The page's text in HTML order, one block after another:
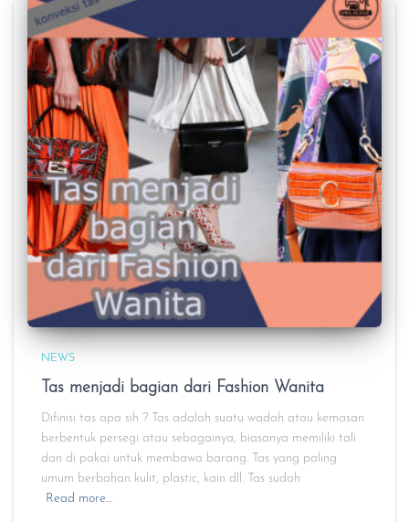
NEWS
Tas menjadi bagian dari Fashion Wanita
Difinisi tas apa sih ? Tas adalah suatu wadah atau kemasan
berbentuk persegi atau sebagainya, biasanya memiliki tali
dan di pakai untuk membawa barang. Tas yang paling
umum berbahan kulit, plastic, kain dll. Tas sudah
Read more…